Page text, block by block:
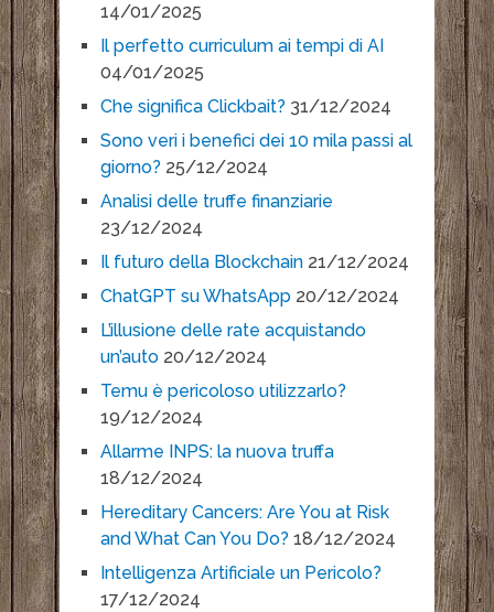
14/01/2025
Il perfetto curriculum ai tempi di AI
04/01/2025
Che significa Clickbait? 31/12/2024
Sono veri i benefici dei 10 mila passi al
giorno? 25/12/2024
Analisi delle truffe finanziarie
23/12/2024
Il futuro della Blockchain 21/12/2024
ChatGPT su WhatsApp 20/12/2024
L’illusione delle rate acquistando
un’auto 20/12/2024
Temu è pericoloso utilizzarlo?
19/12/2024
Allarme INPS: la nuova truffa
18/12/2024
Hereditary Cancers: Are You at Risk
and What Can You Do? 18/12/2024
Intelligenza Artificiale un Pericolo?
17/12/2024